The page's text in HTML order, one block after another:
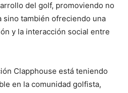
del golf, promoviendo no
sino también ofreciendo una
y la interacción social entre
Clapphouse está teniendo
en la comunidad golfista,